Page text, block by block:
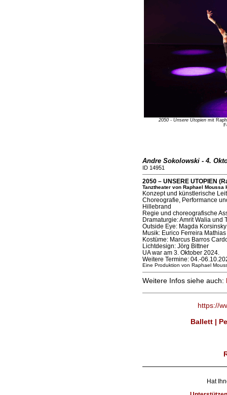
2050 - Unsere Utopien mit
Andre Sokolowski - 4.
ID 14951
2050 – UNSERE UTOPIEN
Tanztheater von Raphael Moussa
Konzept und künstlerische
Choreografie, Performance
Hillebrand
Regie und choreografische
Dramaturgie: Amrit Walia und
Outside Eye: Magda Korsinsky
Musik: Eurico Ferreira
Kostüme: Marcus Barros
Lichtdesign: Jörg Bittner
UA war am 3. Oktober 2024.
Weitere Termine: 04.-
Eine Produktion von Raphael
Weitere Infos siehe auch:
https://
Ballett |
Hat